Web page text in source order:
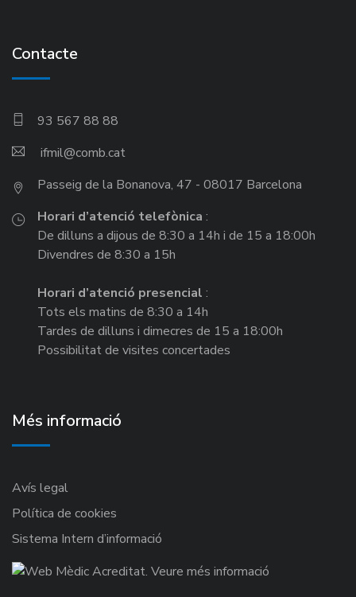
Contacte
93 567 88 88
ifmil
Passeig de la Bonanova, 47 - 08017 Barcelona
Horari d’atenció telefònica :
De dilluns a dijous de 8:30 a 14h i de 15 a 18:00h
Divendres de 8:30 a 15h
Horari d’atenció presencial :
Tots els matins de 8:30 a 14h
Tardes de dilluns i dimecres de 15 a 18:00h
Possibilitat de visites concertades
Més informació
Avís legal
Política de cookies
Sistema Intern d’informació